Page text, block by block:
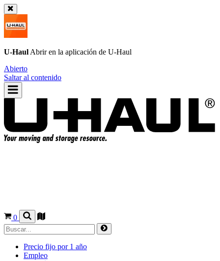
U-Haul Abrir en la aplicación de U-Haul
Abierto
Saltar al contenido
0
Precio fijo por 1 año
Empleo